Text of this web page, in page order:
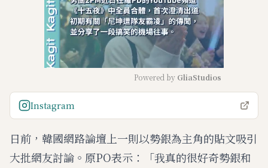
e
Powered by GliaStudios
Instagram
日前，韓國網路論壇上一則以勢銀為主角的貼文吸引
大批網友討論。原PO表示：「我真的很好奇勢銀和